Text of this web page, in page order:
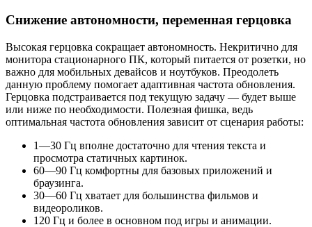
Снижение автономности, переменная герцовка
Высокая герцовка сокращает автономность. Некритично для
монитора стационарного ПК, который питается от розетки, но
важно для мобильных девайсов и ноутбуков. Преодолеть
данную проблему помогает адаптивная частота обновления.
Герцовка подстраивается под текущую задачу — будет выше
или ниже по необходимости. Полезная фишка, ведь
оптимальная частота обновления зависит от сценария работы:
1—30 Гц вполне достаточно для чтения текста и
просмотра статичных картинок.
60—90 Гц комфортны для базовых приложений и
браузинга.
30—60 Гц хватает для большинства фильмов и
видеороликов.
120 Гц и более в основном под игры и анимации.